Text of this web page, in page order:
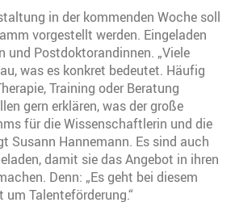
in der kommenden Woche soll
vorgestellt werden. Eingeladen
und Postdoktorandinnen. „Viele
was es konkret bedeutet. Häufig
Training oder Beratung
gern erklären, was der große
für die Wissenschaftlerin und die
Susann Hannemann. Es sind auch
damit sie das Angebot in ihren
Denn: „Es geht bei diesem
Talenteförderung.“